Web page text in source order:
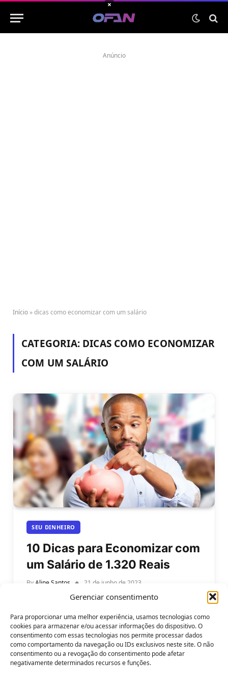
Gerenciar consentimento
Para proporcionar uma melhor experiência, usamos tecnologias como
cookies para armazenar e/ou acessar informações do dispositivo. O
consentimento com essas tecnologias nos permite processar dados
como comportamento da navegação ou IDs exclusivos neste site. O não
consentimento ou a revogação do consentimento pode afetar
negativamente determinados recursos e funções.
Anúncio
Início »dicas como economizar com um salário
CATEGORIA: DICAS COMO ECONOMIZAR
COM UM SALÁRIO
SEU DINHEIRO
10 Dicas para Economizar com
um Salário de 1.320 Reais
By Aline Santos 21 de junho de 2023
10 Dicas para Economizar com um Salário de 1.320
Reais. Economizar dinheiro pode ser um desafio,
especialmente quando se tem…
×